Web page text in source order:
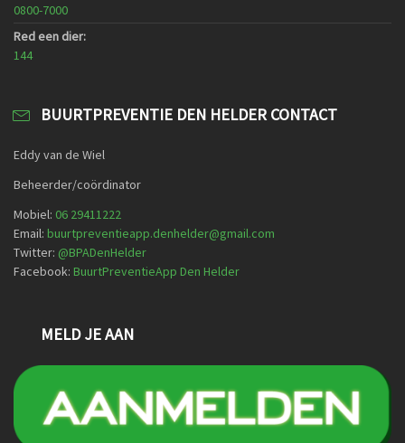
0800-7000
Red een dier:
144
BUURTPREVENTIE DEN HELDER CONTACT
Eddy van de Wiel
Beheerder/coördinator
Mobiel: 06 29411222
Email: buurtpreventieapp.denhelder@gmail.com
Twitter: @BPADenHelder
Facebook: BuurtPreventieApp Den Helder
MELD JE AAN